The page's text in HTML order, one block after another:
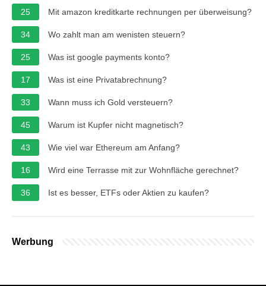
25 Mit amazon kreditkarte rechnungen per überweisung?
34 Wo zahlt man am wenisten steuern?
25 Was ist google payments konto?
17 Was ist eine Privatabrechnung?
33 Wann muss ich Gold versteuern?
45 Warum ist Kupfer nicht magnetisch?
43 Wie viel war Ethereum am Anfang?
16 Wird eine Terrasse mit zur Wohnfläche gerechnet?
36 Ist es besser, ETFs oder Aktien zu kaufen?
Werbung